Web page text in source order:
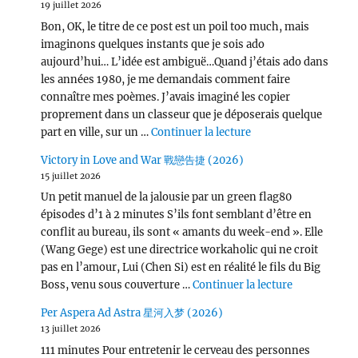
19 juillet 2026
Bon, OK, le titre de ce post est un poil too much, mais
imaginons quelques instants que je sois ado
aujourd’hui… L’idée est ambiguë…Quand j’étais ado dans
les années 1980, je me demandais comment faire
connaître mes poèmes. J’avais imaginé les copier
proprement dans un classeur que je déposerais quelque
part en ville, sur un …Continuer la lecturede « Wang Chu Ran
Victory in Love and War 戰戀告捷 (2026)
15 juillet 2026
Un petit manuel de la jalousie par un green flag80
épisodes d’1 à 2 minutes S’ils font semblant d’être en
conflit au bureau, ils sont « amants du week-end ». Elle
(Wang Gege) est une directrice workaholic qui ne croit
pas en l’amour, Lui (Chen Si) est en réalité le fils du Big
Boss, venu sous couverture …Continuer la lecturede « Victory
Per Aspera Ad Astra 星河入梦 (2026)
13 juillet 2026
111 minutes Pour entretenir le cerveau des personnes